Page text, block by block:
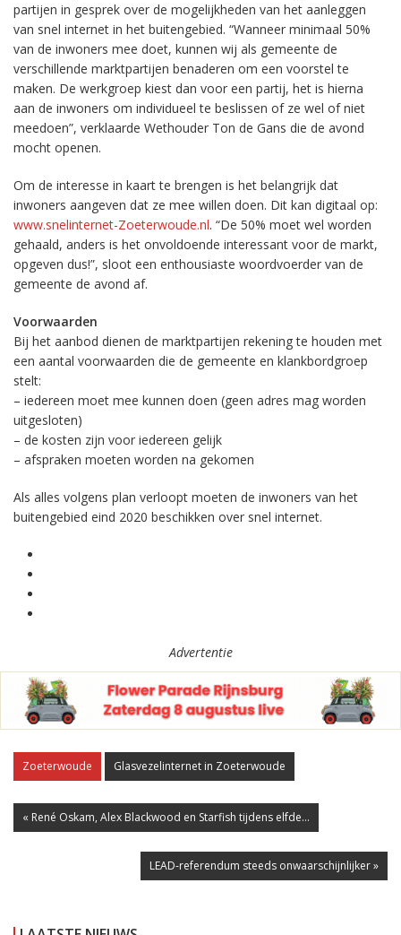
partijen in gesprek over de mogelijkheden van het aanleggen
van snel internet in het buitengebied. “Wanneer minimaal 50%
van de inwoners mee doet, kunnen wij als gemeente de
verschillende marktpartijen benaderen om een voorstel te
maken. De werkgroep kiest dan voor een partij, het is hierna
aan de inwoners om individueel te beslissen of ze wel of niet
meedoen”, verklaarde Wethouder Ton de Gans die de avond
mocht openen.
Om de interesse in kaart te brengen is het belangrijk dat
inwoners aangeven dat ze mee willen doen. Dit kan digitaal op:
www.snelinternet-Zoeterwoude.nl. “De 50% moet wel worden
gehaald, anders is het onvoldoende interessant voor de markt,
opgeven dus!”, sloot een enthousiaste woordvoerder van de
gemeente de avond af.
Voorwaarden
Bij het aanbod dienen de marktpartijen rekening te houden met
een aantal voorwaarden die de gemeente en klankbordgroep
stelt:
– iedereen moet mee kunnen doen (geen adres mag worden
uitgesloten)
– de kosten zijn voor iedereen gelijk
– afspraken moeten worden na gekomen
Als alles volgens plan verloopt moeten de inwoners van het
buitengebied eind 2020 beschikken over snel internet.
Advertentie
Zoeterwoude Glasvezelinternet in Zoeterwoude
« René Oskam, Alex Blackwood en Starfish tijdens elfde...
LEAD-referendum steeds onwaarschijnlijker »